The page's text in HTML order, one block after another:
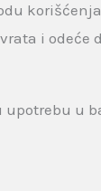
i odeće
u